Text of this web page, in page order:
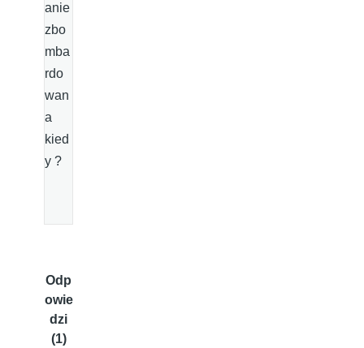
anie
zbo
mba
rdo
wan
a
kied
y ?
Odp
owie
dzi
(1)